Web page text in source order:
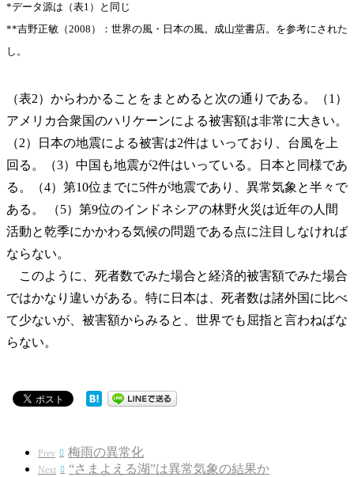
*データ源は（表1）と同じ
**吉野正敏（2008）：世界の風・日本の風。成山堂書店。を参考にされた
し。
（表2）からわかることをまとめると次の通りである。（1）
アメリカ合衆国のハリケーンによる被害額は非常に大きい。
（2）日本の地震による被害は2件は いっており、台風を上
回る。（3）中国も地震が2件はいっている。日本と同様であ
る。（4）第10位までに5件が地震であり、異常気象と半々で
ある。 （5）第9位のインドネシアの林野火災は近年の人間
活動と乾季にかかわる気候の問題である点に注目しなければ
ならない。
このように、死者数でみた場合と経済的被害額でみた場合
ではかなり違いがある。特に日本は、死者数は諸外国に比べ
て少ないが、被害額からみると、世界でも屈指と言わねばな
らない。
Prev  梅雨の異常化
Next  “さまよえる湖”は異常気象の結果か